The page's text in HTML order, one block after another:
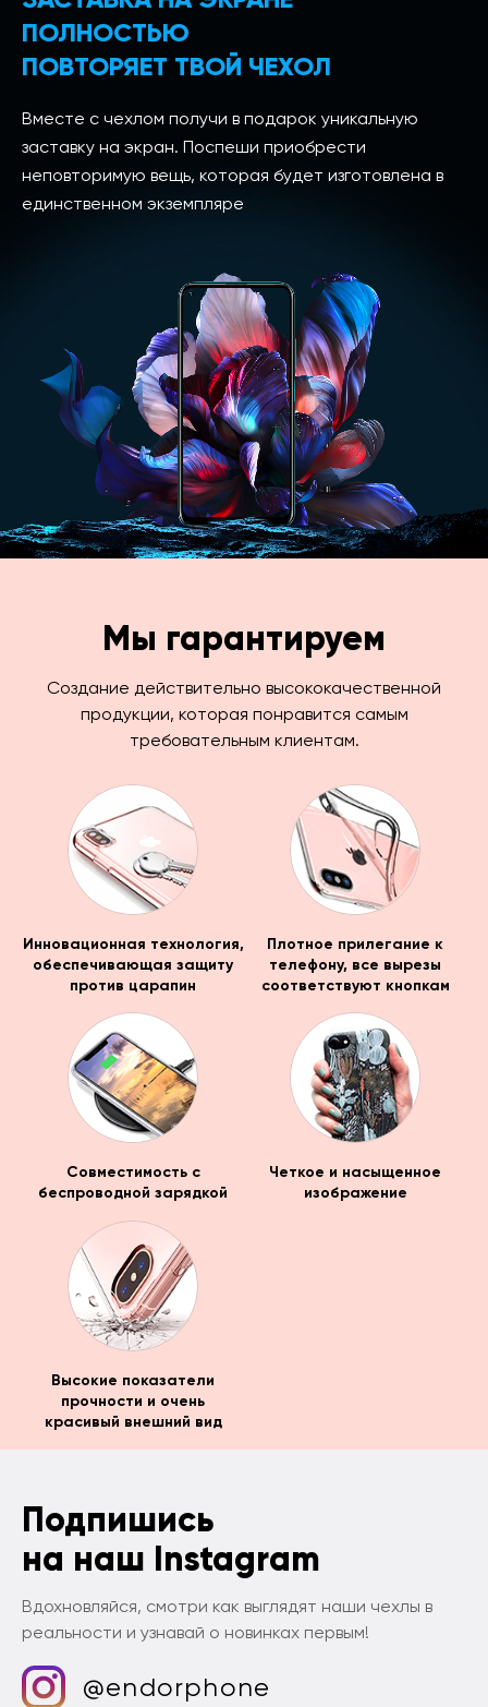
ПОЛНОСТЬЮ
ПОВТОРЯЕТ ТВОЙ ЧЕХОЛ
Вместе с чехлом получи в подарок уникальную
заставку на экран. Поспеши приобрести
неповторимую вещь, которая будет изготовлена в
единственном экземпляре
Мы гарантируем
Создание действительно высококачественной
продукции, которая понравится самым
требовательным клиентам.
Инновационная технология,
обеспечивающая защиту
против царапин
Плотное прилегание к
телефону, все вырезы
соответствуют кнопкам
Совместимость с
беспроводной зарядкой
Четкое и насыщенное
изображение
Высокие показатели
прочности и очень
красивый внешний вид
Подпишись
на наш Instagram
Вдохновляйся, смотри как выглядят наши чехлы в
реальности и узнавай о новинках первым!
@endorphone